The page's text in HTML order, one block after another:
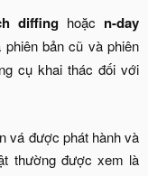
diffing hoặc n-day
bản cũ và phiên
cụ khai thác đối với
vá được phát hành và
thường được xem là